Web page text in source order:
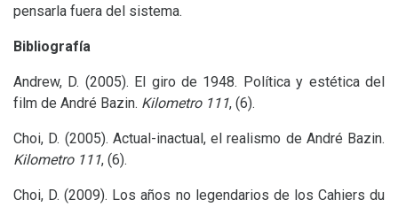
pensarla fuera del sistema.
Bibliografía
Andrew, D. (2005). El giro de 1948. Política y estética del
film de André Bazin. Kilometro 111, (6).
Choi, D. (2005). Actual-inactual, el realismo de André Bazin.
Kilometro 111, (6).
Choi, D. (2009). Los años no legendarios de los Cahiers du